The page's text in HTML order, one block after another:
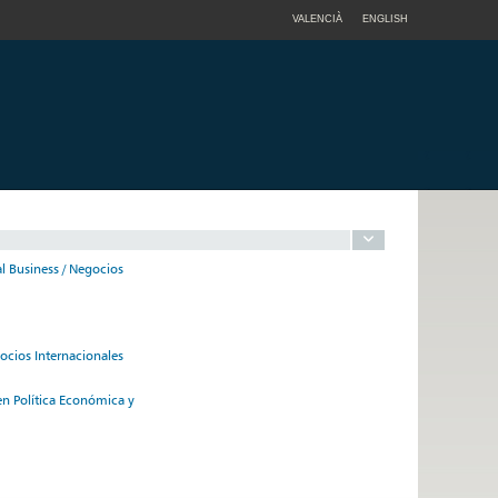
VALENCIÀ ENGLISH
Business / Negocios
Internacionales
Política Económica y